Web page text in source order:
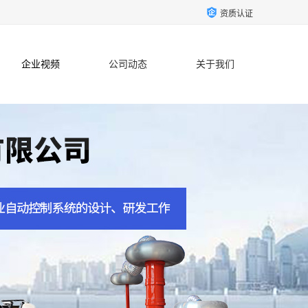
资质认证
企业视频 公司动态 关于我们